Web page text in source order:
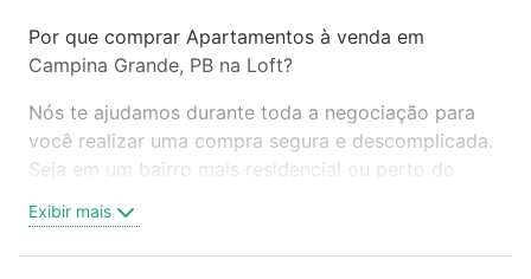
Por que comprar Apartamentos à venda em
Campina Grande, PB na Loft?
Nós te ajudamos durante toda a negociação para
você realizar uma compra segura e descomplicada.
Seja em um bairro mais residencial ou perto do
oferta ideal de Apartamentos à venda em Campina
Grande, PB para conquistar seu sonho. Agende uma
Exibir mais